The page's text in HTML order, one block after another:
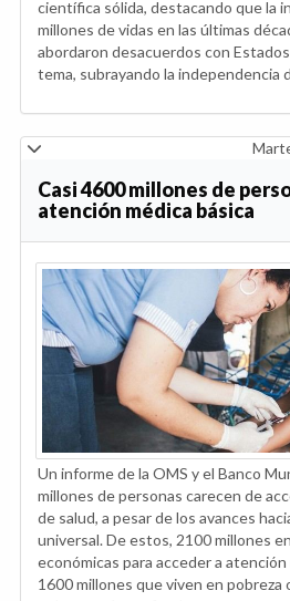
científica sólida, destacando que la
millones de vidas en las últimas
abordaron desacuerdos con
tema, subrayando la independencia
Casi 4600 millones de
atención médica básica
Un informe de la OMS y el Banco
millones de personas carecen de
de salud, a pesar de los avances
universal. De estos, 2100 millones
económicas para acceder a
1600 millones que viven en pobreza